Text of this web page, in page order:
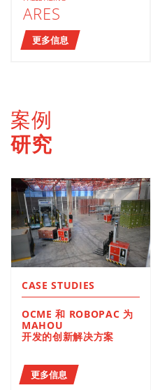
ARES
更多信息
案例
研究
CASE STUDIES
OCME 和 ROBOPAC 为
MAHOU
开发的创新解决方案
更多信息